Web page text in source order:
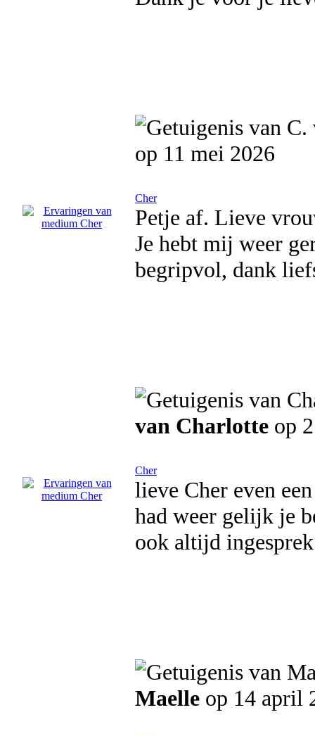
op 11 mei 2026
Cher
Petje af. Lieve
Je hebt mij weer
begripvol, dank
van Charlotte op
Cher
lieve Cher even
had weer gelijk je
ook altijd
Maelle op 14 april